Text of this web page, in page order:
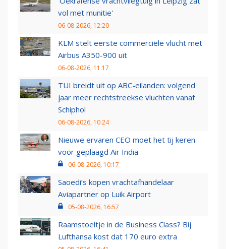
vol met munitie'
06-08-2026, 12:20
KLM stelt eerste commerciële vlucht met
Airbus A350-900 uit
06-08-2026, 11:17
TUI breidt uit op ABC-eilanden: volgend
jaar meer rechtstreekse vluchten vanaf
Schiphol
06-08-2026, 10:24
Nieuwe ervaren CEO moet het tij keren
voor geplaagd Air India
06-08-2026, 10:17
Saoedi’s kopen vrachtafhandelaar
Aviapartner op Luik Airport
05-08-2026, 16:57
Raamstoeltje in de Business Class? Bij
Lufthansa kost dat 170 euro extra